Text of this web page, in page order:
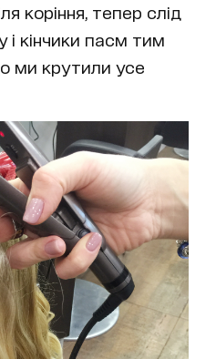
коріння, тепер слід
і кінчики пасм тим
ми крутили усе